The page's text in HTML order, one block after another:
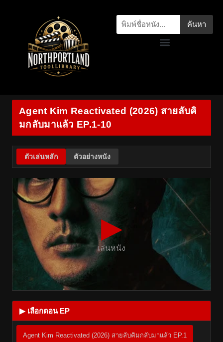
ค้นหา
Agent Kim Reactivated (2026) สายลับคิ
มกลับมาแล้ว EP.1-10
ตัวเล่นหลัก ตัวอย่างหนัง
▶
เล่นหนัง
▶ เลือกตอน EP
Agent Kim Reactivated (2026) สายลับคิมกลับมาแล้ว EP.1